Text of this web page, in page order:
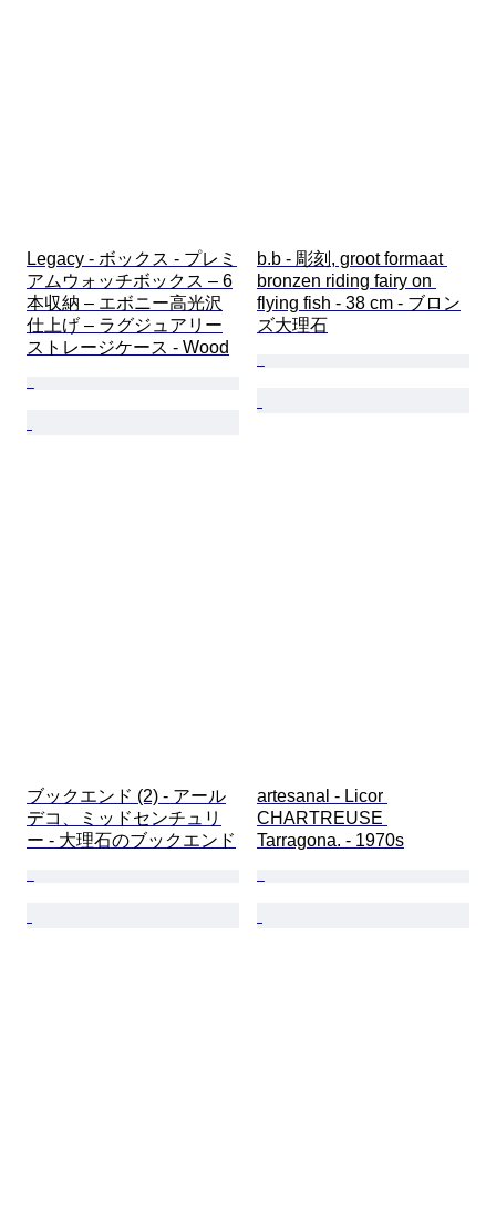
Legacy - ボックス - プレミ
アムウォッチボックス – 6
本収納 – エボニー高光沢
仕上げ – ラグジュアリー
ストレージケース - Wood
b.b - 彫刻, groot formaat
bronzen riding fairy on
flying fish - 38 cm - ブロン
ズ大理石
ブックエンド (2) - アール
デコ、ミッドセンチュリ
ー - 大理石のブックエンド
artesanal - Licor
CHARTREUSE
Tarragona. - 1970s